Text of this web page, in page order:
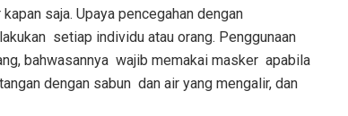
kapan saja. Upaya pencegahan dengan
setiap individu atau orang. Penggunaan
bahwasannya wajib memakai masker apabila
dengan sabun dan air yang mengalir, dan